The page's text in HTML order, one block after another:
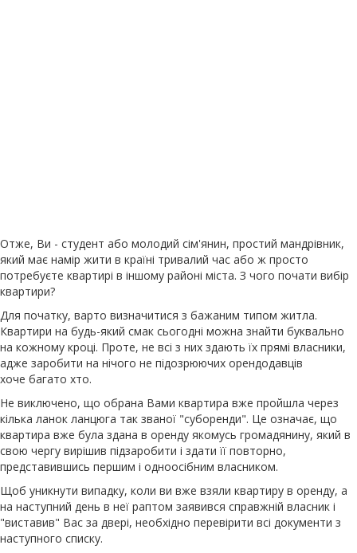
Отже, Ви - студент або молодий сім'янин, простий мандрівник,
який має намір жити в країні тривалий час або ж просто
потребуєте квартирі в іншому районі міста. З чого почати вибір
квартири?
Для початку, варто визначитися з бажаним типом житла.
Квартири на будь-який смак сьогодні можна знайти буквально
на кожному кроці. Проте, не всі з них здають їх прямі власники,
адже заробити на нічого не підозрюючих орендодавців
хоче багато хто.
Не виключено, що обрана Вами квартира вже пройшла через
кілька ланок ланцюга так званої "суборенди". Це означає, що
квартира вже була здана в оренду якомусь громадянину, який в
свою чергу вирішив підзаробити і здати її повторно,
представившись першим і одноосібним власником.
Щоб уникнути випадку, коли ви вже взяли квартиру в оренду, а
на наступний день в неї раптом заявився справжній власник і
"виставив" Вас за двері, необхідно перевірити всі документи з
наступного списку.